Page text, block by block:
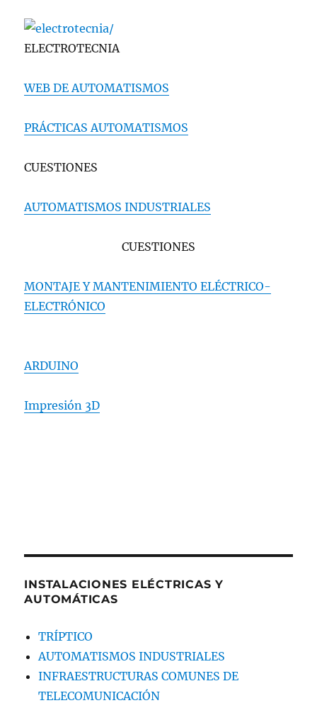
ELECTROTECNIA
WEB DE AUTOMATISMOS
PRÁCTICAS AUTOMATISMOS
CUESTIONES
AUTOMATISMOS INDUSTRIALES
CUESTIONES
MONTAJE Y MANTENIMIENTO ELÉCTRICO-
ELECTRÓNICO
ARDUINO
Impresión 3D
INSTALACIONES ELÉCTRICAS Y
AUTOMÁTICAS
TRÍPTICO
AUTOMATISMOS INDUSTRIALES
INFRAESTRUCTURAS COMUNES DE
TELECOMUNICACIÓN